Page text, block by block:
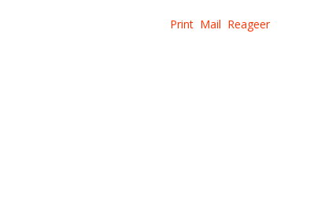
Print Mail Reageer